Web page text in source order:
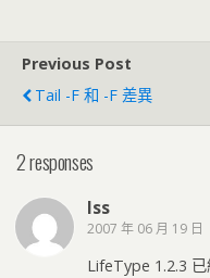
Previous Post
Tail -f 和 -F 差異
2 responses
lss
2007 年 06 月 19 日
LifeType 1.2.3